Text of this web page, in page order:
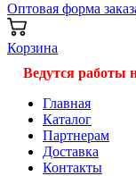
Оптовая форма
Корзина
Ведутся работы
Главная
Каталог
Партнерам
Доставка
Контакты